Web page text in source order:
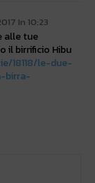
In 10:23
alle tue
il birrificio Hibu
18118/le-due-
birra-